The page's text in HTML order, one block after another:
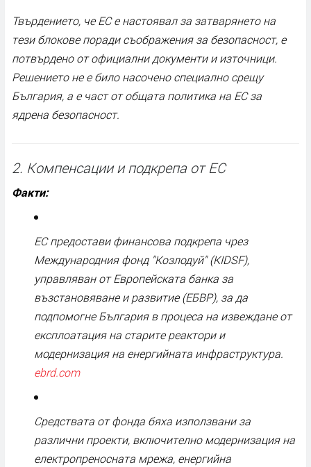
Твърдението, че ЕС е настоявал за затварянето на
тези блокове поради съображения за безопасност, е
потвърдено от официални документи и източници.
Решението не е било насочено специално срещу
България, а е част от общата политика на ЕС за
ядрена безопасност.
2. Компенсации и подкрепа от ЕС
Факти:
ЕС предостави финансова подкрепа чрез
Международния фонд "Козлодуй" (KIDSF),
управляван от Европейската банка за
възстановяване и развитие (ЕБВР), за да
подпомогне България в процеса на извеждане от
експлоатация на старите реактори и
модернизация на енергийната инфраструктура.
ebrd.com
Средствата от фонда бяха използвани за
различни проекти, включително модернизация на
електропреносната мрежа, енергийна